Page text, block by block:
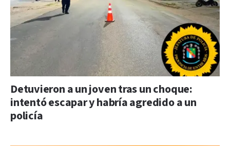
Detuvieron a un joven tras un choque:
intentó escapar y habría agredido a un
policía